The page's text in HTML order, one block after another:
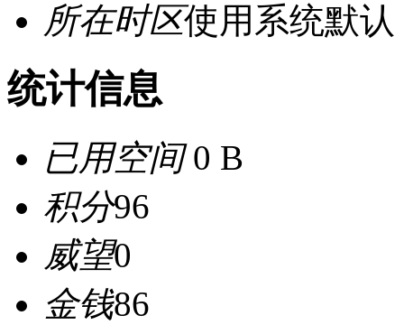
所在时区使用系统默认
统计信息
已用空间0 B
积分96
威望0
金钱86